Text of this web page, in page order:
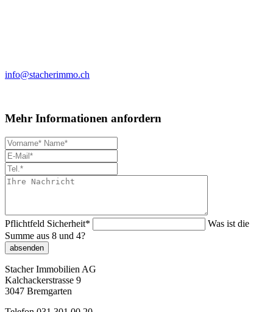
info@stacherimmo.ch
Mehr Informationen anfordern
Pflichtfeld Sicherheit*
Was ist die
Summe aus 8 und 4?
absenden
Stacher Immobilien AG
Kalchackerstrasse 9
3047 Bremgarten